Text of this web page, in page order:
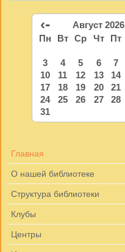
‹- Август 2026
Пн Вт Ср Чт Пт
3
4 5 6 7
10
11 12 13 14
17
18 19 20 21
24
25 26 27 28
31
Главная
О нашей библиотеке
Структура библиотеки
Клубы
Центры